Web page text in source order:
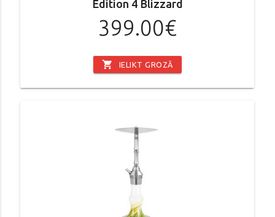
Edition 4 Blizzard
399.00€
shopping_cart IELIKT GROZĀ